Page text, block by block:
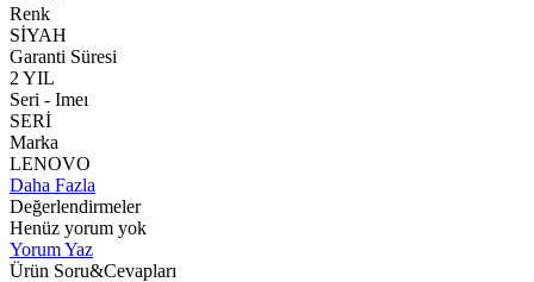
Renk
SİYAH
Garanti Süresi
2 YIL
Seri - Imeı
SERİ
Marka
LENOVO
Daha Fazla
Değerlendirmeler
Henüz yorum yok
Yorum Yaz
Ürün Soru&Cevapları